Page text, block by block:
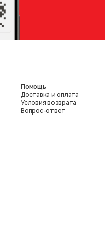
Помощь
Доставка и оплата
Условия возврата
Вопрос-ответ